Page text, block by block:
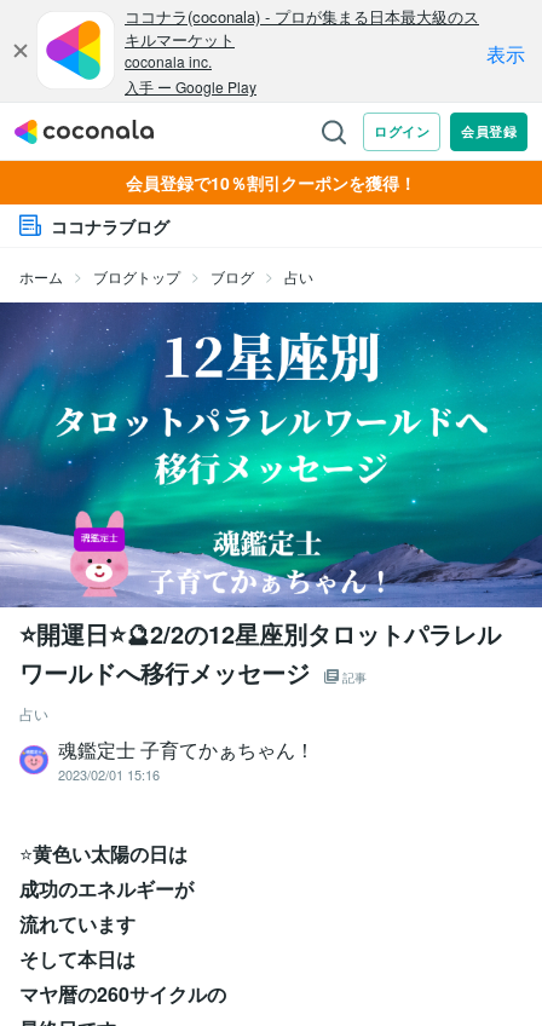
会員登録で10％割引クーポンを獲得！
ココナラブログ
ホーム ブログトップ ブログ 占い
⭐開運日⭐🔮2/2の12星座別タロットパラレル
ワールドへ移行メッセージ
記事
占い
魂鑑定士 子育てかぁちゃん！
2023/02/01 15:16
⭐黄色い太陽の日は
成功のエネルギーが
流れています
そして本日は
マヤ暦の260サイクルの